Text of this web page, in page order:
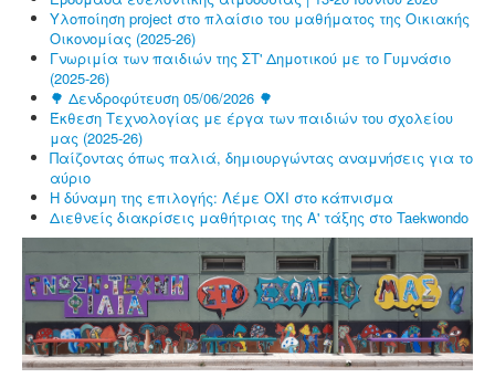
Υλοποίηση project στο πλαίσιο του μαθήματος της Οικιακής
Οικονομίας (2025-26)
Γνωριμία των παιδιών της ΣΤ' Δημοτικού με το Γυμνάσιο
(2025-26)
🌳 Δενδροφύτευση 05/06/2026 🌳
Έκθεση Τεχνολογίας με έργα των παιδιών του σχολείου
μας (2025-26)
Παίζοντας όπως παλιά, δημιουργώντας αναμνήσεις για το
αύριο
Η δύναμη της επιλογής: Λέμε ΟΧΙ στο κάπνισμα
Διεθνείς διακρίσεις μαθήτριας της Α' τάξης στο Taekwondo